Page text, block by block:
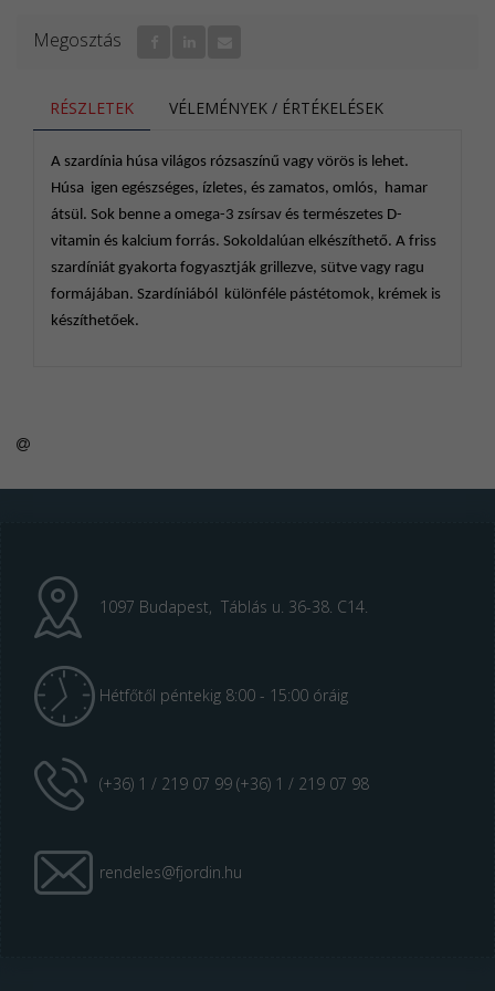
Megosztás
RÉSZLETEK VÉLEMÉNYEK / ÉRTÉKELÉSEK
A szardínia húsa világos rózsaszínű vagy vörös is lehet.
Húsa igen egészséges, ízletes, és zamatos, omlós, hamar
átsül. Sok benne a omega-3 zsírsav és természetes D-
vitamin és kalcium forrás. Sokoldalúan elkészíthető. A friss
szardíniát gyakorta fogyasztják grillezve, sütve vagy ragu
formájában. Szardíniából különféle pástétomok, krémek is
készíthetőek.
1097 Budapest, Táblás u. 36-38. C14.
Hétfőtől péntekig 8:00 - 15:00 óráig
(+36) 1 / 219 07 99 (+36) 1 / 219 07 98
rendeles@fjordin.hu
Önnek lehetősége van arra, hogy engedélyezze,
a sütiket. Amennyiben változtatni szeretne a
beállításon a láblécben található "Cookie
beállítások" linken kattintva teheti azt meg.
Bővebb információkért látogasson el az
aboutcookies.org. Ön törölni tudja a számítógépén
tárolt összes sütit, és a böngészőprogramok
többségében le tudja tiltani a telepítésüket. Ebben
az esetben azonban előfordulhat, hogy minden
alkalommal, amikor ellátogat egy adott oldalra,